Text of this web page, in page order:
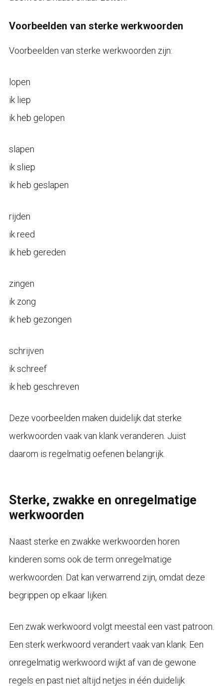
Voorbeelden van sterke werkwoorden
Voorbeelden van sterke werkwoorden zijn:
lopen
ik liep
ik heb gelopen
slapen
ik sliep
ik heb geslapen
rijden
ik reed
ik heb gereden
zingen
ik zong
ik heb gezongen
schrijven
ik schreef
ik heb geschreven
Deze voorbeelden maken duidelijk dat sterke
werkwoorden vaak van klank veranderen. Juist
daarom is regelmatig oefenen belangrijk.
Sterke, zwakke en onregelmatige
werkwoorden
Naast sterke en zwakke werkwoorden horen
kinderen soms ook de term onregelmatige
werkwoorden. Dat kan verwarrend zijn, omdat deze
begrippen op elkaar lijken.
Een zwak werkwoord volgt meestal een vast patroon.
Een sterk werkwoord verandert vaak van klank. Een
onregelmatig werkwoord wijkt af van de gewone
regels en past niet altijd netjes in één duidelijk